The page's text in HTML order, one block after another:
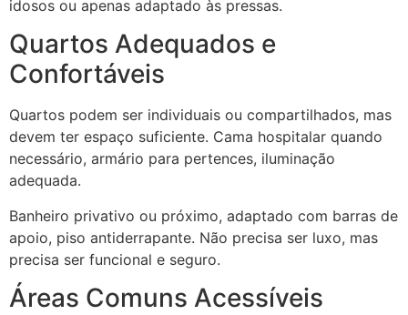
idosos ou apenas adaptado às pressas.
Quartos Adequados e
Confortáveis
Quartos podem ser individuais ou compartilhados, mas
devem ter espaço suficiente. Cama hospitalar quando
necessário, armário para pertences, iluminação
adequada.
Banheiro privativo ou próximo, adaptado com barras de
apoio, piso antiderrapante. Não precisa ser luxo, mas
precisa ser funcional e seguro.
Áreas Comuns Acessíveis